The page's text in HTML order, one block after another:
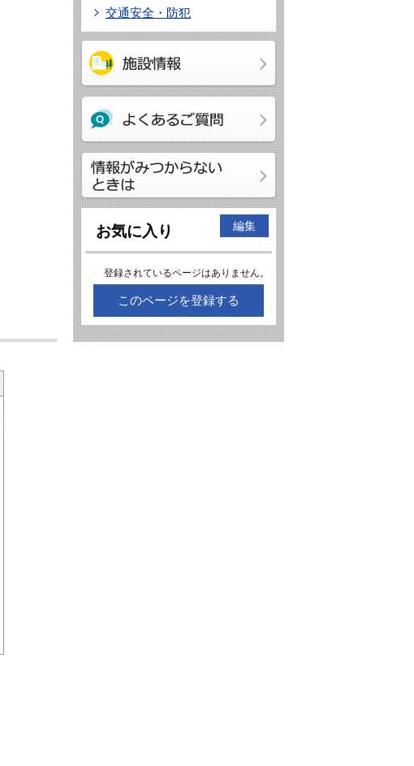
交通安全・防犯
お気に入り 編集
登録されているページはありません。
このページを登録する